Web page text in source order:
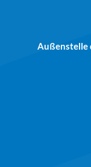
Außenstelle